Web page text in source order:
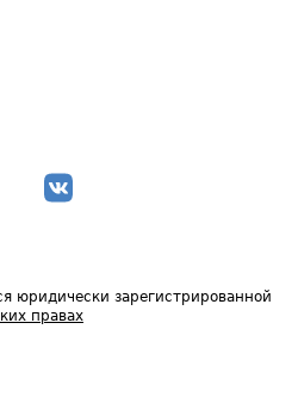
юридически зарегистрированной
правах